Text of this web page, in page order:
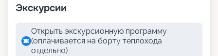
Экскурсии
Открыть экскурсионную программу
(оплачивается на борту теплохода
отдельно)